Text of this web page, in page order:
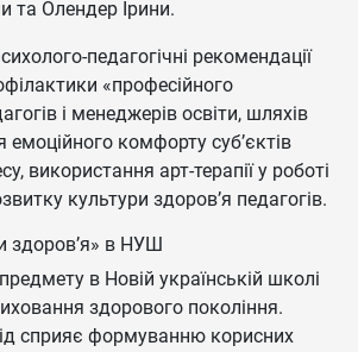
та Олендер Ірини.
педагогічні рекомендації
«професійного
і менеджерів освіти, шляхів
емоційного комфорту суб’єктів
використання арт-терапії у роботі
культури здоров’я педагогів.
здоров’я» в НУШ
в Новій українській школі
здорового покоління.
сприяє формуванню корисних